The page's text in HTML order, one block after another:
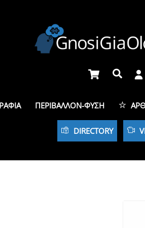
Cart
ΠΕΡΙΒΆΛΛΟΝ-ΦΎΣΗ
DIRECTORY